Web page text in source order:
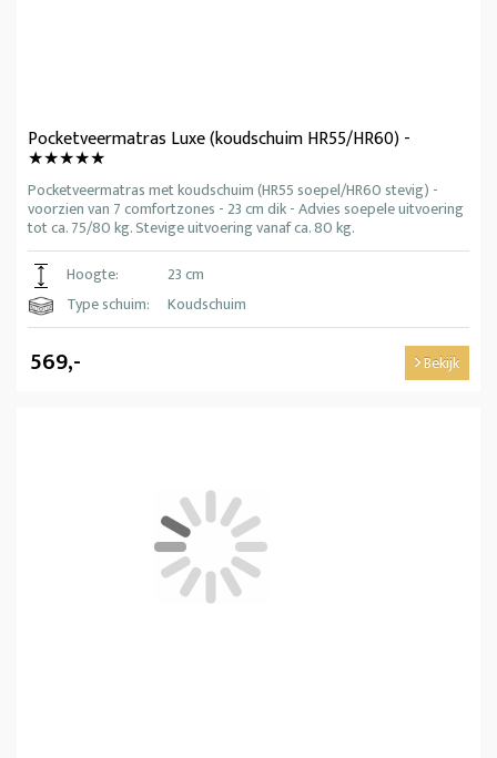
Pocketveermatras Luxe (koudschuim HR55/HR60) -
★★★★★
Pocketveermatras met koudschuim (HR55 soepel/HR60 stevig) -
voorzien van 7 comfortzones - 23 cm dik - Advies soepele uitvoering
tot ca. 75/80 kg. Stevige uitvoering vanaf ca. 80 kg.
Hoogte:
23 cm
Type schuim:
Koudschuim
569,- Bekijk